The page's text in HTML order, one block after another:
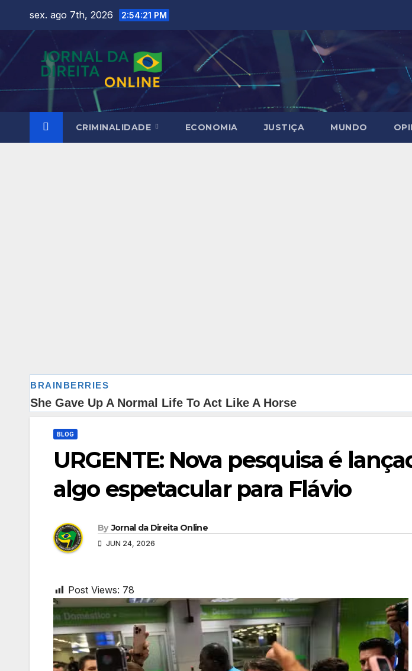
content
sex. ago 7th, 2026 2:54:22 PM
CRIMINALIDADE ECONOMIA JUSTIÇA MUNDO
BLOG
URGENTE: Nova pesquisa é
algo espetacular para Flávio
By Jornal da Direita Online
JUN 24, 2026
Post Views: 78